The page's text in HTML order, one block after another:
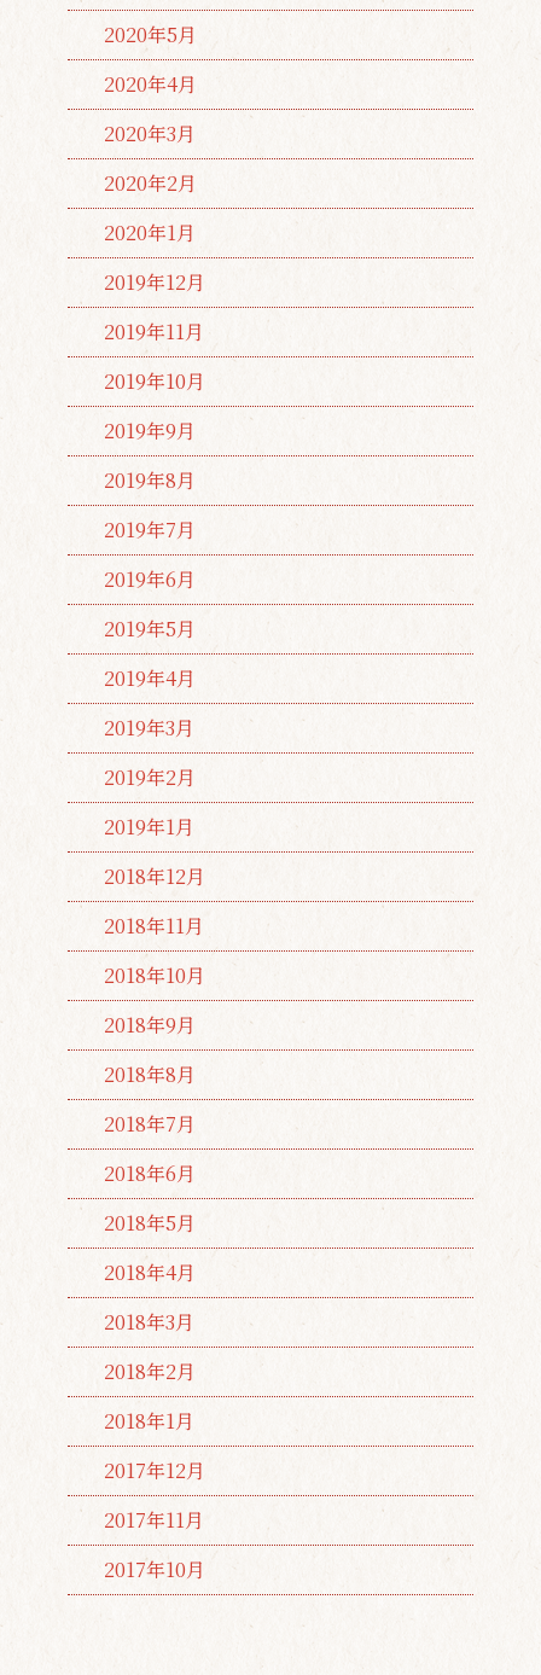
2020年5月
2020年4月
2020年3月
2020年2月
2020年1月
2019年12月
2019年11月
2019年10月
2019年9月
2019年8月
2019年7月
2019年6月
2019年5月
2019年4月
2019年3月
2019年2月
2019年1月
2018年12月
2018年11月
2018年10月
2018年9月
2018年8月
2018年7月
2018年6月
2018年5月
2018年4月
2018年3月
2018年2月
2018年1月
2017年12月
2017年11月
2017年10月